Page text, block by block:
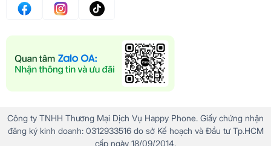
Công ty TNHH Thương Mại Dịch Vụ Happy Phone. Giấy chứng nhận
đăng ký kinh doanh: 0312933516 do sở Kế hoạch và Đầu tư Tp.HCM
cấp ngày 18/09/2014.